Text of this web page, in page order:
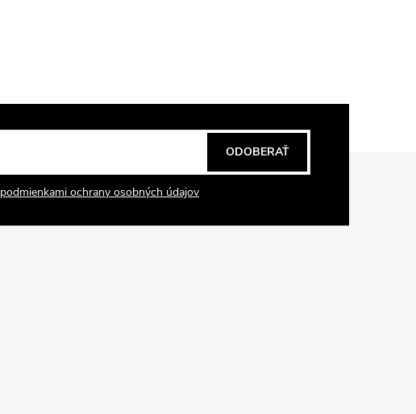
podmienkami ochrany osobných údajov
ODOBERAŤ